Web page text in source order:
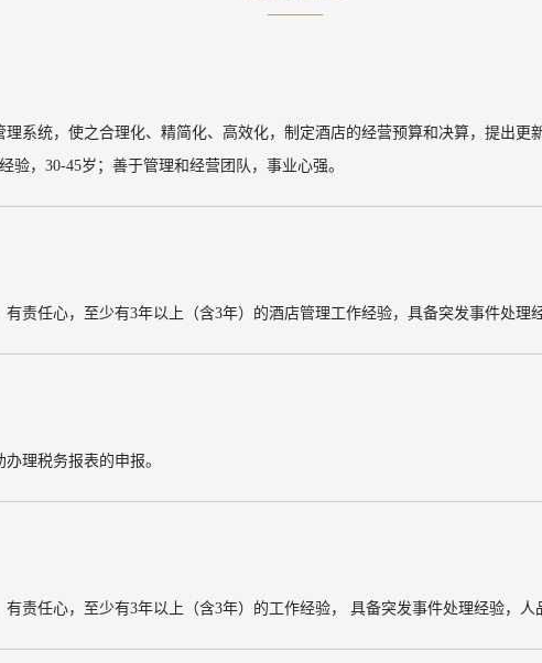
系统，使之合理化、精简化、高效化， 制定酒店的经营预算和决算，提出更
验，30-45岁； 善于管理和经营团队，事业心强。
有责任心，至少有3年以上（含3年）的酒店管理工作经验， 具备突发事件处理
理税务报表的申报。
有责任心，至少有3年以上（含3年）的工作经验， 具备突发事件处理经验，人